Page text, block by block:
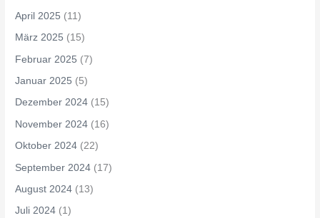
April 2025 (11)
März 2025 (15)
Februar 2025 (7)
Januar 2025 (5)
Dezember 2024 (15)
November 2024 (16)
Oktober 2024 (22)
September 2024 (17)
August 2024 (13)
Juli 2024 (1)